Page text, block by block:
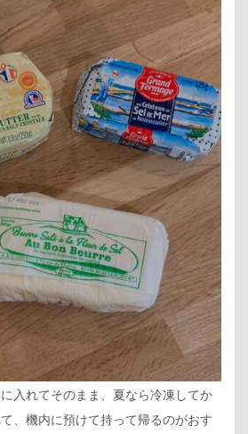
入れてそのまま、夏なら冷凍してか
、機内に預けて持って帰るのがおす